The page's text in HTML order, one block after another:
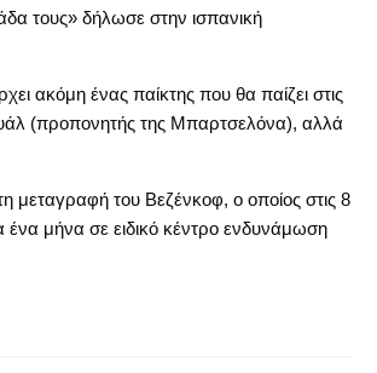
τους» δήλωσε στην ισπανική
ακόμη ένας παίκτης που θα παίζει στις
(προπονητής της Μπαρτσελόνα), αλλά
μεταγραφή του Βεζένκοφ, ο οποίος στις 8
ένα μήνα σε ειδικό κέντρο ενδυνάμωση